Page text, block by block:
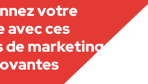
votre
avec ces
de marketing